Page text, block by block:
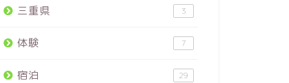
三重県 3
体験 7
宿泊 29